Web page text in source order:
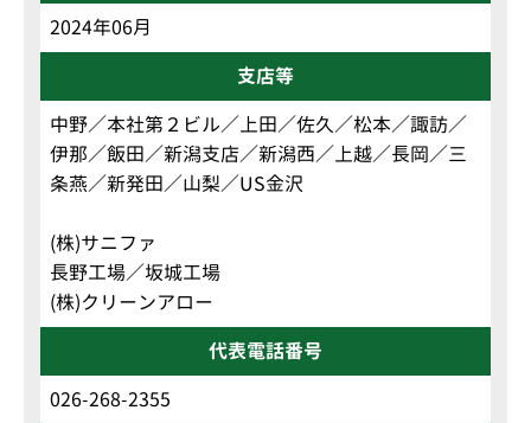
2024年06月
支店等
中野／本社第２ビル／上田／佐久／松本／諏訪／
伊那／飯田／新潟支店／新潟西／上越／長岡／三
条燕／新発田／山梨／US金沢
(株)サニファ
長野工場／坂城工場
(株)クリーンアロー
代表電話番号
026-268-2355